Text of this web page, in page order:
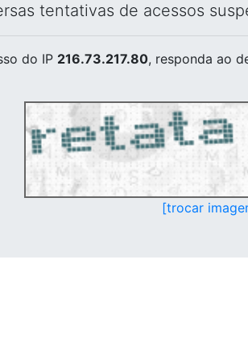
tentativas de acessos
do IP 216.73.217.80, responda ao
[trocar